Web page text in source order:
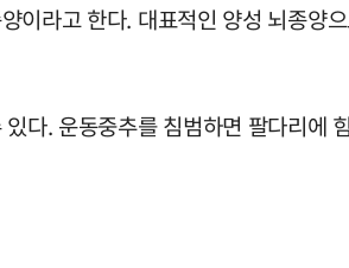
이라고 한다. 대표적인 양성 뇌종양
다. 운동중추를 침범하면 팔다리에